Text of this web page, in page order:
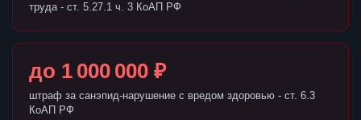
труда - ст. 5.27.1 ч. 3 КоАП РФ
до 1 000 000 ₽
штраф за санэпид-нарушение с вредом здоровью - ст. 6.3
КоАП РФ